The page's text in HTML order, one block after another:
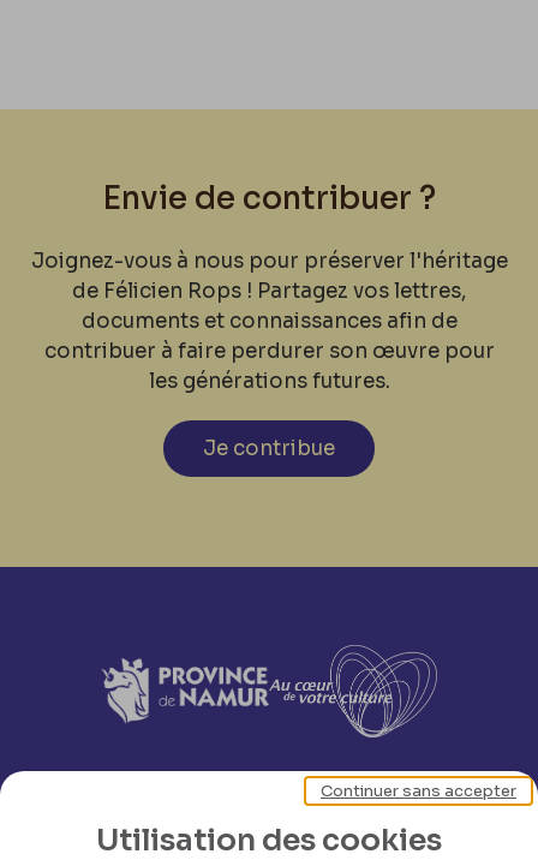
Envie de contribuer ?
Joignez-vous à nous pour préserver l'héritage
de Félicien Rops ! Partagez vos lettres,
documents et connaissances afin de
contribuer à faire perdurer son œuvre pour
les générations futures.
Je contribue
Utilisation des cookies
Continuer sans accepter